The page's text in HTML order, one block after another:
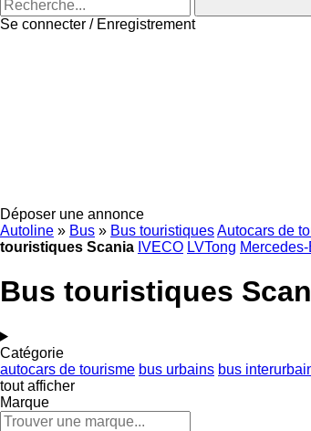
Se connecter / Enregistrement
Déposer une annonce
Autoline » Bus » Bus touristiquesAutocars de
touristiques Scania IVECO LVTong
Bus touristiques
Catégorie
autocars de tourisme bus urbains bus
tout afficher
Marque